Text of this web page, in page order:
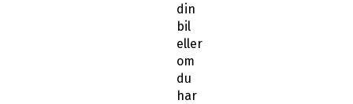
din
bil
eller
om
du
har